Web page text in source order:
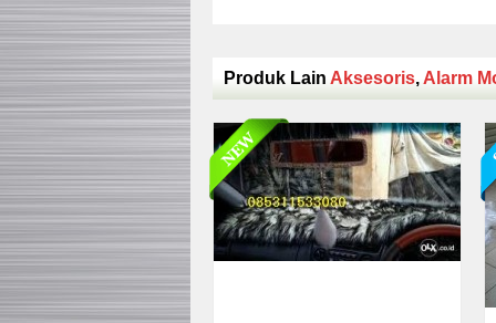
Produk Lain Aksesoris,Alarm